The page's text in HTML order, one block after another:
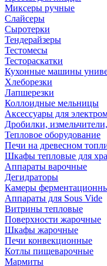
Миксеры ручные
Слайсеры
Сыротерки
Тендерайзеры
Тестомесы
Тестораскатки
Кухонные машины
Хлеборезки
Лапшерезки
Коллоидные мельницы
Аксессуары для
Дробилки,
Тепловое оборудование
Печи на древесном
Шкафы тепловые для
Аппараты варочные
Дегидраторы
Камеры
Аппараты для Sous Vide
Витрины тепловые
Поверхности жарочные
Шкафы жарочные
Печи конвекционные
Котлы пищеварочные
Мармиты